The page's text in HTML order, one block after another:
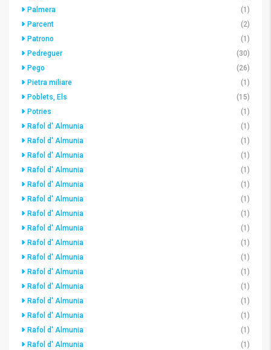
Palmera
(1)
Parcent
(2)
Patrono
(1)
Pedreguer
(30)
Pego
(26)
Pietra miliare
(1)
Poblets, Els
(15)
Potries
(1)
Rafol d' Almunia
(1)
Rafol d' Almunia
(1)
Rafol d' Almunia
(1)
Rafol d' Almunia
(1)
Rafol d' Almunia
(1)
Rafol d' Almunia
(1)
Rafol d' Almunia
(1)
Rafol d' Almunia
(1)
Rafol d' Almunia
(1)
Rafol d' Almunia
(1)
Rafol d' Almunia
(1)
Rafol d' Almunia
(1)
Rafol d' Almunia
(1)
Rafol d' Almunia
(1)
Rafol d' Almunia
(1)
Rafol d' Almunia
(1)